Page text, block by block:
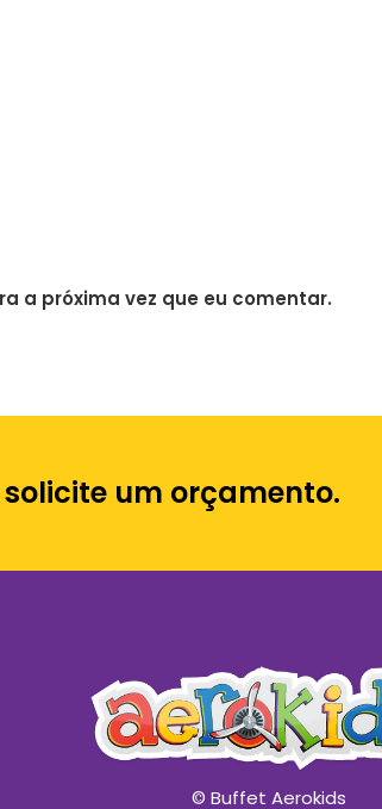
a próxima vez que eu comentar.
um orçamento.
© Buffet Aerokids